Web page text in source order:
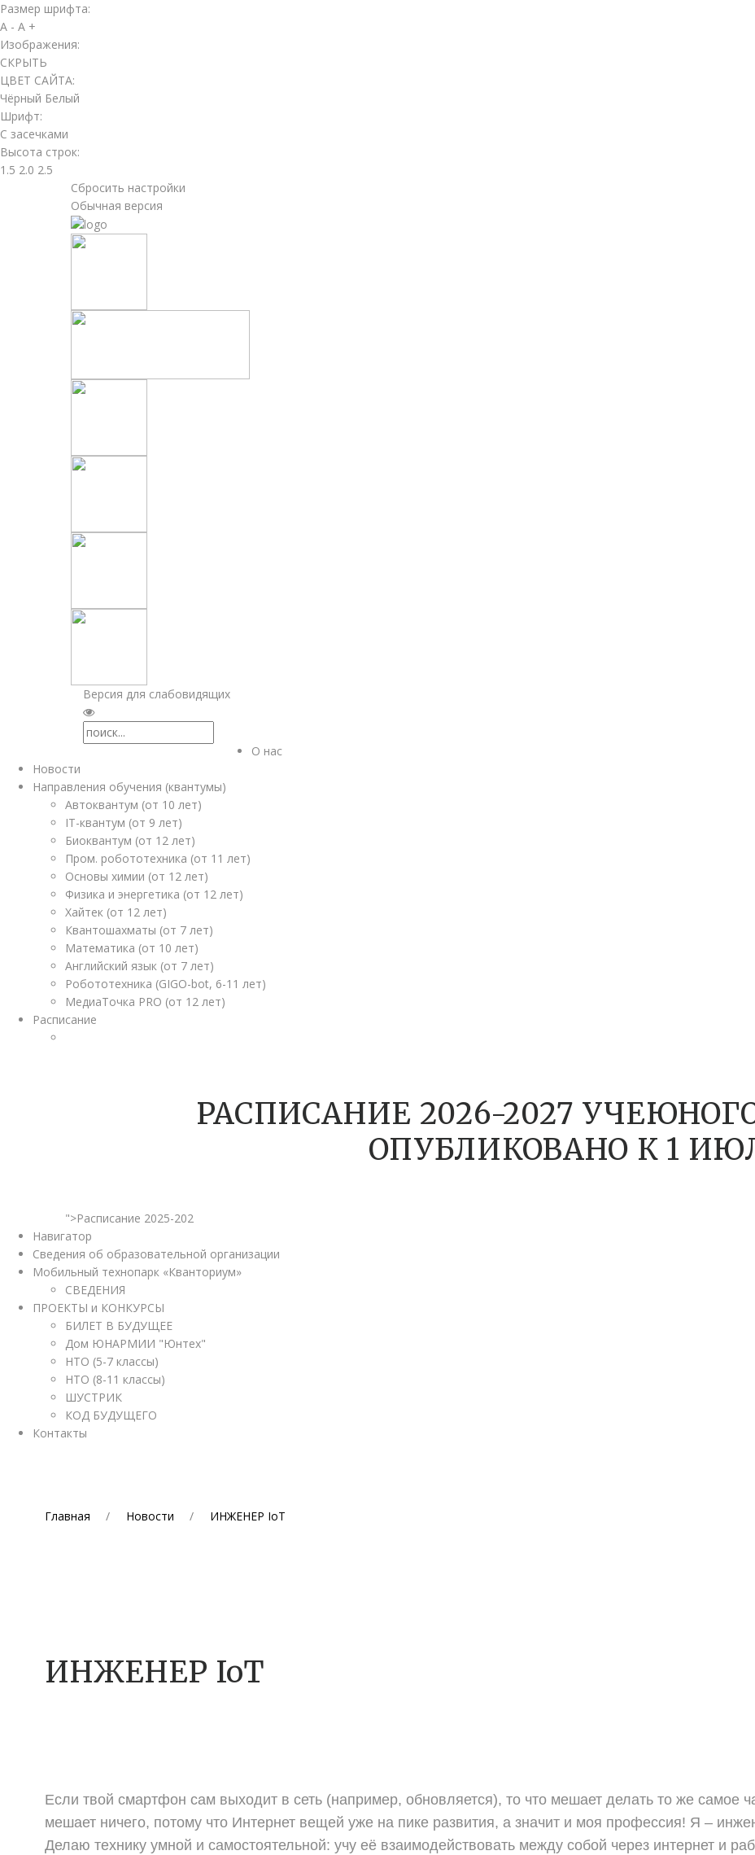
Размер шрифта:
A - A +
Изображения:
СКРЫТЬ
ЦВЕТ САЙТА:
Чёрный Белый
Шрифт:
С засечками
Высота строк:
1.5 2.0 2.5
Сбросить настройки
Обычная версия
Версия для слабовидящих
О нас
Новости
Направления обучения (квантумы)
Автоквантум (от 10 лет)
IT-квантум (от 9 лет)
Биоквантум (от 12 лет)
Пром. робототехника (от 11 лет)
Основы химии (от 12 лет)
Физика и энергетика (от 12 лет)
Хайтек (от 12 лет)
Квантошахматы (от 7 лет)
Математика (от 10 лет)
Английский язык (от 7 лет)
Робототехника (GIGO-bot, 6-11 лет)
МедиаТочка PRO (от 12 лет)
Расписание
РАСПИСАНИЕ 2026-2027
ОПУБЛИКОВАНО К 1
">Расписание 2025-202
Навигатор
Сведения об образовательной организации
Мобильный технопарк «Кванториум»
СВЕДЕНИЯ
ПРОЕКТЫ и КОНКУРСЫ
БИЛЕТ В БУДУЩЕЕ
Дом ЮНАРМИИ "Юнтех"
НТО (5-7 классы)
НТО (8-11 классы)
ШУСТРИК
КОД БУДУЩЕГО
Контакты
Главная Новости ИНЖЕНЕР IoT
ИНЖЕНЕР IoT
Если твой смартфон сам выходит в сеть (например, обновляется), то что мешает делать то же самое
мешает ничего, потому что Интернет вещей уже на пике развития, а значит и моя профессия! Я –
Делаю технику умной и самостоятельной: учу её взаимодействовать между собой через интернет и